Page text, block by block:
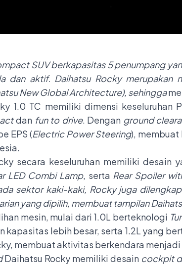
SUV berkapasitas 5 penumpang
dan aktif. Daihatsu Rocky merupakan
New Global Architecture), sehingga
1.0 TC memiliki dimensi keseluruhan
dan fun to drive. Dengan ground
EPS (Electric Power Steering),
secara keseluruhan memiliki
LED Combi Lamp, serta Rear Spoiler
sektor kaki-kaki, Rocky juga
yang dipilih, membuat tampilan
mesin, mulai dari 1.0L berteknologi
kapasitas lebih besar, serta 1.2L yang
membuat aktivitas berkendara
Daihatsu Rocky memiliki desain cockpit